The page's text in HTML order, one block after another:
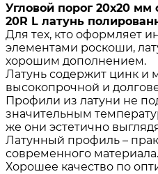
Угловой порог 20х20
20R L латунь
Для тех, кто оформляет
элементами роскоши,
хорошим дополнением.
Латунь содержит цинк и
высокопрочной и
Профили из латуни не
значительным
же они эстетично
Латунный профиль –
современного материала.
Хорошее качество по